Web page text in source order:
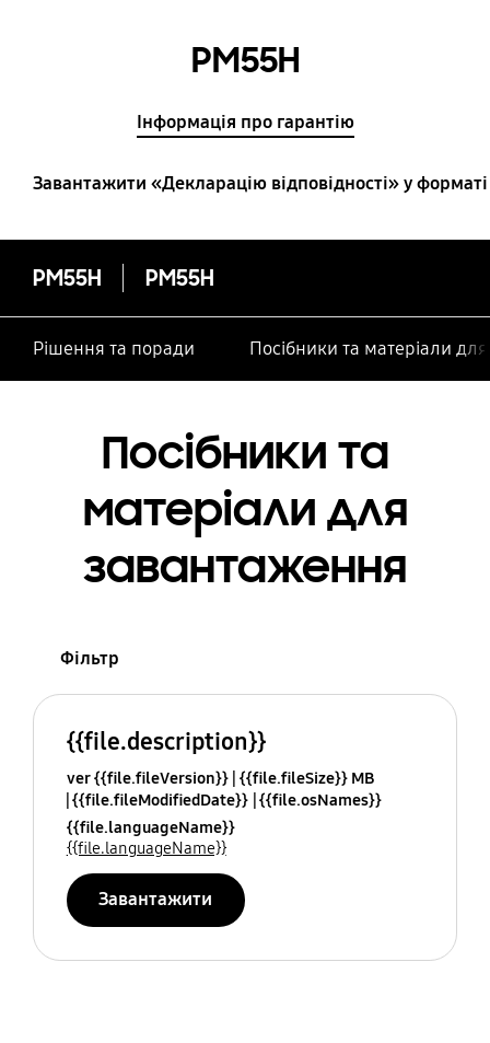
PM55H
Інформація про гарантію
Завантажити «Декларацію відповідності» у форматі
PM55H PM55H
Рішення та поради Посібники та матеріали
Посібники та
матеріали для
завантаження
Фільтр
{{file.description}}
ver {{file.fileVersion}} {{file.fileSize}} MB
{{file.fileModifiedDate}} {{file.osNames}}
{{file.languageName}}
{{file.languageName}}
Завантажити